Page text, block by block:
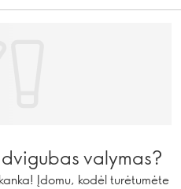
valymas?
Įdomu, kodėl turėtumėte